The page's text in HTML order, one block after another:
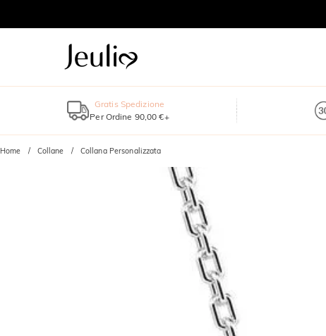
Gratis Spedizione
Per Ordine 90,00 €+
Home Collane Collana Personalizzata